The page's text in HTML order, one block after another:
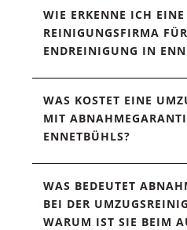
WIE ERKENNE ICH EINE
REINIGUNGSFIRMA
ENDREINIGUNG IN
WAS KOSTET EINE
MIT
ENNETBÜHLS?
WAS BEDEUTET
BEI DER
WARUM IST SIE BEIM